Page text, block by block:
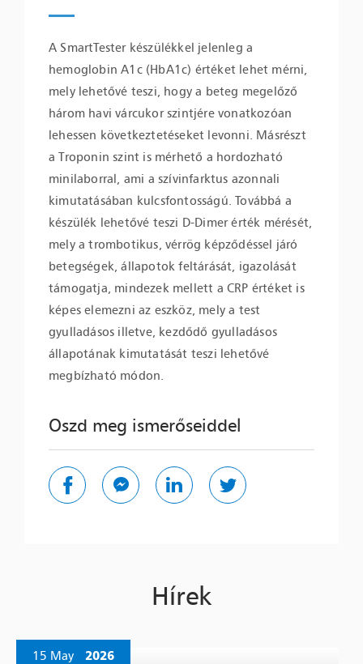
A SmartTester készülékkel jelenleg a
hemoglobin A1c (HbA1c) értéket lehet mérni,
mely lehetővé teszi, hogy a beteg megelőző
három havi várcukor szintjére vonatkozóan
lehessen következtetéseket levonni. Másrészt
a Troponin szint is mérhető a hordozható
minilaborral, ami a szívinfarktus azonnali
kimutatásában kulcsfontosságú. Továbbá a
készülék lehetővé teszi D-Dimer érték mérését,
mely a trombotikus, vérrög képződéssel járó
betegségek, állapotok feltárását, igazolását
támogatja, mindezek mellett a CRP értéket is
képes elemezni az eszköz, mely a test
gyulladásos illetve, kezdődő gyulladásos
állapotának kimutatását teszi lehetővé
megbízható módon.
Oszd meg ismerőseiddel
Hírek
15 May 2026